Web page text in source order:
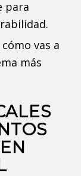
para
vas a
más